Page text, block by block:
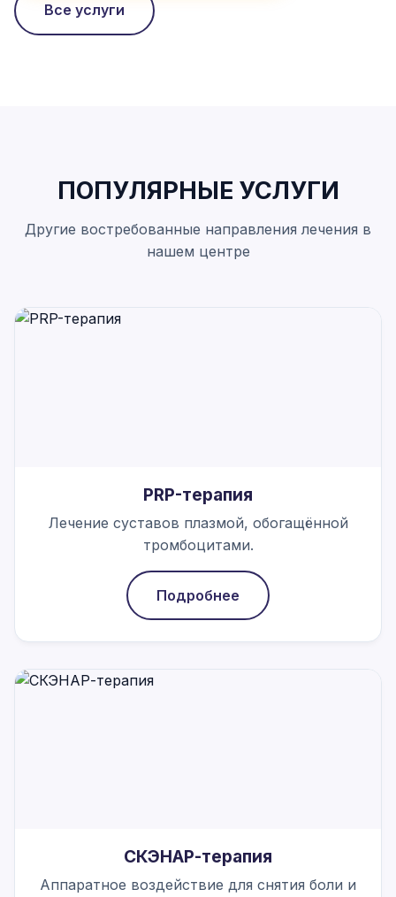
Все услуги
ПОПУЛЯРНЫЕ УСЛУГИ
Другие востребованные направления лечения в
нашем центре
PRP-терапия
Лечение суставов плазмой, обогащённой
тромбоцитами.
Подробнее
СКЭНАР-терапия
Аппаратное воздействие для снятия боли и